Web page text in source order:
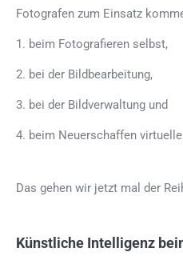
Fotografen zum Einsatz
1. beim Fotografieren selbst,
2. bei der Bildbearbeitung,
3. bei der Bildverwaltung und
4. beim Neuerschaffen
Das gehen wir jetzt mal der
Künstliche Intelligenz